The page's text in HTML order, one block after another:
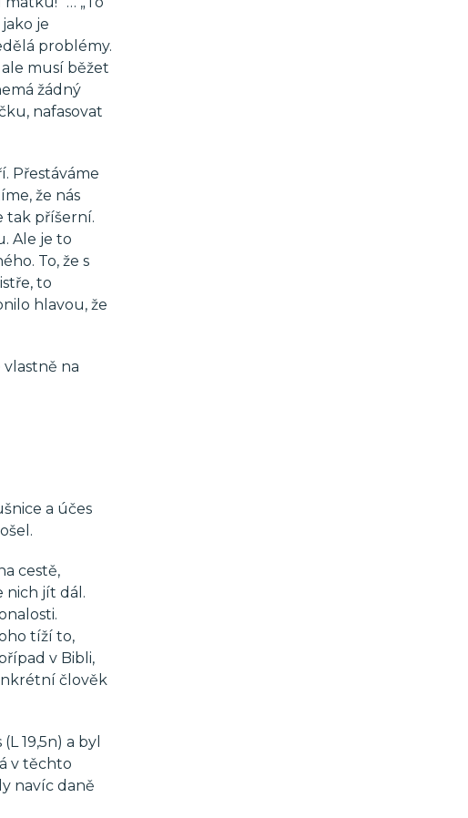
je
problémy.
musí běžet
žádný
nafasovat
Přestáváme
že nás
tak příšerní.
Ale je to
To, že s
to
hlavou, že
vlastně na
a účes
cestě,
nich jít dál.
tíží to,
v Bibli,
člověk
19,5n) a byl
v těchto
navíc daně